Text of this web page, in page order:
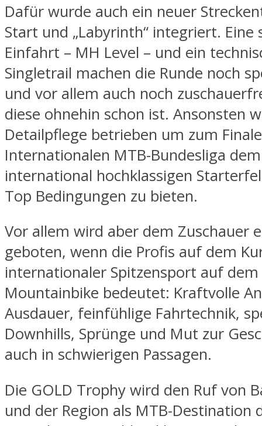
Dafür wurde auch ein neuer
Start und „Labyrinth“ integriert. Eine
Einfahrt – MH Level – und ein
Singletrail machen die Runde noch
und vor allem auch noch
diese ohnehin schon ist. Ansonsten
Detailpflege betrieben um zum
Internationalen MTB-Bundesliga
international hochklassigen
Top Bedingungen zu bieten.
Vor allem wird aber dem Zuschauer
geboten, wenn die Profis auf dem
internationaler Spitzensport auf dem
Mountainbike bedeutet: Kraftvolle
Ausdauer, feinfühlige Fahrtechnik,
Downhills, Sprünge und Mut zur
auch in schwierigen Passagen.
Die GOLD Trophy wird den Ruf von
und der Region als MTB-Destination